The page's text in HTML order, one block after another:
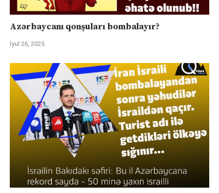
Azərbaycanı qonşuları bombalayır?
İyul 26, 2025